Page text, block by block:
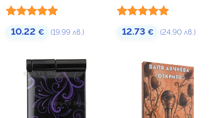
Оценено с
10.22 € (19.99 лв.)
Оценено с
12.73 € (24.90 лв.)